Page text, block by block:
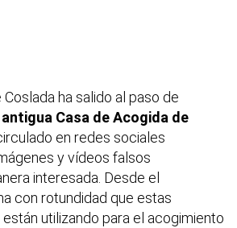
ha salido al paso de
Casa de Acogida de
en redes sociales
y vídeos falsos
interesada. Desde el
con rotundidad que estas
utilizando para el acogimiento